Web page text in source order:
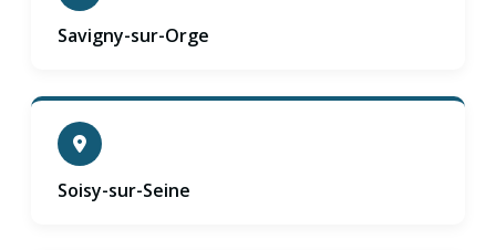
Savigny-sur-Orge
Soisy-sur-Seine